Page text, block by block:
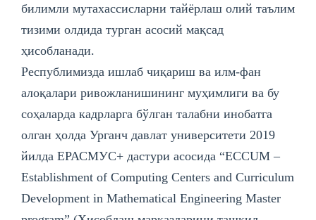
билимли мутахассисларни тайёрлаш олий таълим
тизими олдида турган асосий мақсад
ҳисобланади.
Республимизда ишлаб чиқариш ва илм-фан
алоқалари ривожланишининг муҳимлиги ва бу
соҳаларда кадрларга бўлган талабни инобатга
олган ҳолда Урганч давлат университети 2019
йилда EРАСМУС+ дастури асoсида “ECCUМ –
Establishment of Computing Centers and Curriculum
Development in Mathematical Engineering Master